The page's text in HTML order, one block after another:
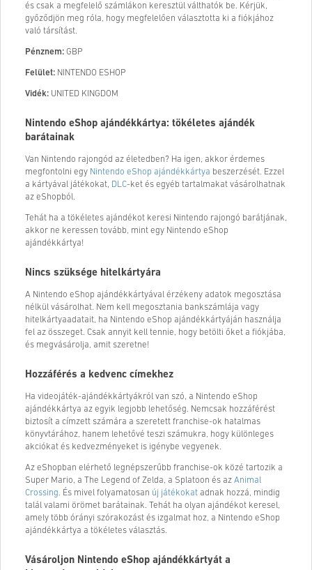
és csak a megfelelő számlákon keresztül válthatók be. Kérjük,
győződjön meg róla, hogy megfelelően választotta ki a fiókjához
való társítást.
Pénznem: GBP
Felület: NINTENDO ESHOP
Vidék: UNITED KINGDOM
Nintendo eShop ajándékkártya: tökéletes ajándék
barátainak
Van Nintendo rajongód az életedben? Ha igen, akkor érdemes
megfontolni egy Nintendo eShop ajándékkártya beszerzését. Ezzel
a kártyával játékokat, DLC-ket és egyéb tartalmakat vásárolhatnak
az eShopból.
Tehát ha a tökéletes ajándékot keresi Nintendo rajongó barátjának,
akkor ne keressen tovább, mint egy Nintendo eShop
ajándékkártya!
Nincs szüksége hitelkártyára
A Nintendo eShop ajándékkártyával érzékeny adatok megosztása
nélkül vásárolhat. Nem kell megosztania bankszámlája vagy
hitelkártyaadatait, ha Nintendo eShop ajándékkártyáján használja
fel az összeget. Csak annyit kell tennie, hogy betölti őket a fiókjába,
és megvásárolja, amit szeretne!
Hozzáférés a kedvenc címekhez
Ha videojáték-ajándékkártyákról van szó, a Nintendo eShop
ajándékkártya az egyik legjobb lehetőség. Nemcsak hozzáférést
biztosít a címzett számára a szeretett franchise-ok hatalmas
könyvtárához, hanem lehetővé teszi számukra, hogy különleges
akciókat és kedvezményeket is igénybe vegyenek.
Az eShopban elérhető legnépszerűbb franchise-ok közé tartozik a
Super Mario, a The Legend of Zelda, a Splatoon és az Animal
Crossing. És mivel folyamatosan új játékokat adnak hozzá, mindig
talál valami örömet barátainak. Tehát ha olyan ajándékot keresel,
amely több órányi szórakozást és izgalmat hoz, a Nintendo eShop
ajándékkártya a tökéletes választás.
Vásároljon Nintendo eShop ajándékkártyát a